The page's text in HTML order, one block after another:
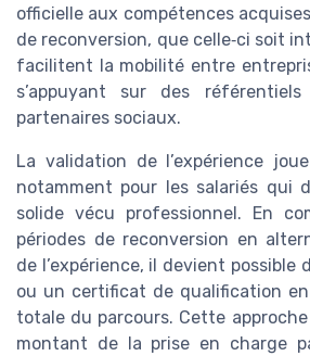
officielle aux compétences
de reconversion, que celle‑ci soit
facilitent la mobilité entre
s’appuyant sur des
partenaires sociaux.
La validation de l’expérience
notamment pour les salariés qui
solide vécu professionnel. En
périodes de reconversion en
de l’expérience, il devient possible
ou un certificat de qualification
totale du parcours. Cette
montant de la prise en charge